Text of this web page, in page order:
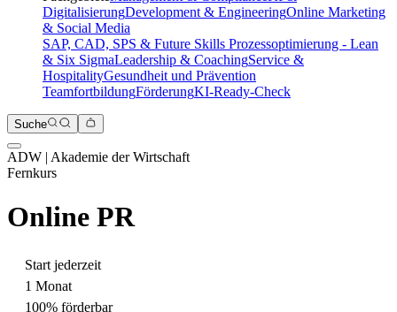
DigitalisierungDevelopment & EngineeringOnline Marketing
& Social Media
SAP, CAD, SPS & Future Skills Prozessoptimierung - Lean
& Six SigmaLeadership & CoachingService &
HospitalityGesundheit und Prävention
TeamfortbildungFörderungKI-Ready-Check
Suche
ADW | Akademie der Wirtschaft
Fernkurs
Online PR
Start jederzeit
1 Monat
100% förderbar